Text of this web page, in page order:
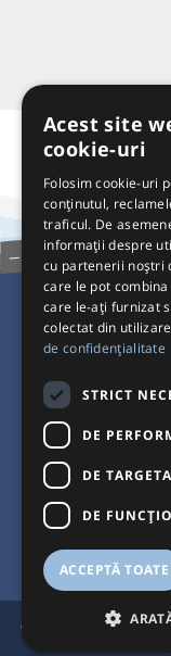
© Bileteria 2004-2026 |
Acest site
cookie-uri
Folosim cookie-uri
conținutul,
traficul. De
informații despre
cu partenerii noștri
care le pot
care le-ați furnizat
colectat din
de confidențialitate
STRICT
DE
DE
DE
ACCEPTĂ TOATE